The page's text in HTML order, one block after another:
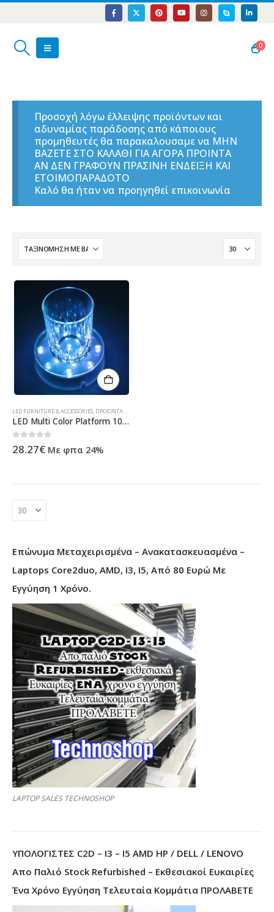
0
Προσοχή λόγω έλλειψης προϊόντων και
αδυναμίας παράδοσης από κάποιους
προμηθευτές θα παρακαλουσαμε να ΜΗΝ
ΒΑΖΕΤΕ ΣΤΟ ΚΑΛΑΘΙ ΓΙΑ ΑΓΟΡΑ ΠΡΟΙΝΤΑ
ΑΝ ΔΕΝ ΓΡΑΦΟΥΝ ΠΡΑΣΙΝΗ ΕΝΔΕΙΞΗ ΚΑΙ
ΕΤΟΙΜΟΠΑΡΑΔΟΤΟ
Καλό θα ήταν να προηγηθεί επικοινωνία
LED FURNITURE & ACCESSORIES ΠΡΟΪΌΝΤΑ ΠΛΗΡΟΦΟΡΙΚΉΣ - ΚΙΝΗΤΉΣ ΤΗΛΕΦΩΝΊΑΣ - ΗΛΕΚΤΡΟΝΙΚΆ
LED Multi Color Platform 10cm around
0out of 5
28.27€ Με φπα 24%
Επώνυμα Μεταχειρισμένα – Ανακατασκευασμένα –
Laptops Core2duo, AMD, I3, I5, Από 80 Ευρώ Με
Εγγύηση 1 Χρόνο.
LAPTOP SALES TECHNOSHOP
ΥΠΟΛΟΓΙΣΤΕΣ C2D – I3 – I5 AMD HP / DELL / LENOVO
Απο Παλιό Stock Refurbished – Εκθεσιακοί Ευκαιρίες
Ένα Χρόνο Εγγύηση Τελευταία Κομμάτια ΠΡΟΛΑΒΕΤΕ